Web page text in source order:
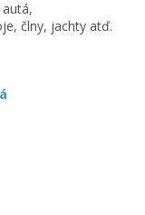
člny, jachty atď.